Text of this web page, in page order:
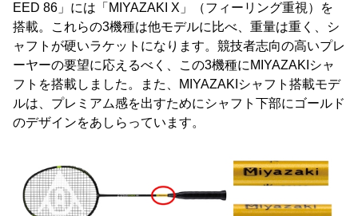
EED 86」には「MIYAZAKI X」（フィーリング重視）を
搭載。これらの3機種は他モデルに比べ、重量は重く、シ
ャフトが硬いラケットになります。競技者志向の高いプレ
ーヤーの要望に応えるべく、この3機種にMIYAZAKIシャ
フトを搭載しました。また、MIYAZAKIシャフト搭載モデ
ルは、プレミアム感を出すためにシャフト下部にゴールド
のデザインをあしらっています。